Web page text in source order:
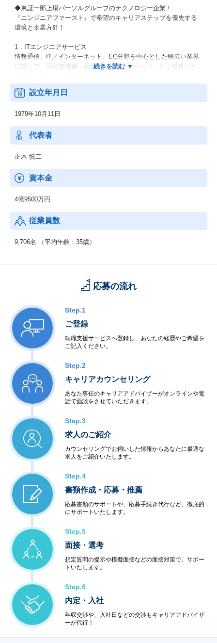
◆東証一部上場パーソルグループのテクノロジー企業！
『エンジニアファースト』で希望のキャリアステップを優先する
環境と企業方針！
1．ITエンジニアサービス
情報通信、IT／インターネット、EC分野を中心とした幅広い業界
に対して、高付加価値・高品質な「技術サービス」をご提供いた
2．機電エンジニアサービス
ーズに幅広くお応えします。
上流工程から下流工程までご提案いたします。
3．新技術領域 (RPA・セキュリティ等)
RPA、IoT、セキュリティ、MBD、ドローン等の新技術領域へのニ
【男女比】
【年齢構成】
：20代：33％、30代：41％、40代以上：26％
【勤続年数】
：残業平均15.8時間、有給取得率90.0%、育休・産休取得率10
0％、復職率89％※男性も育児休暇取得実績があります。
設立年月日
1979年10月11日
代表者
正木 慎二
資本金
4億9500万円
従業員数
9,706名 （平均年齢：35歳）
応募の流れ
Step.1
ご登録
転職支援サービスへ登録し、あなたの経歴やご希望を
ご記入ください。
Step.2
キャリアカウンセリング
あなた専任のキャリアアドバイザーがオンラインや電
話で面談をさせていただきます。
Step.3
求人のご紹介
カウンセリングでお伺いした情報からあなたに最適な
求人をご紹介いたします。
Step.4
書類作成・応募・推薦
応募書類のサポートや、応募手続き代行など、徹底的
にサポートいたします。
Step.5
面接・選考
想定質問の提示や模擬面接などの面接対策で、サポー
トいたします。
Step.6
内定・入社
年収交渉や、入社日などの交渉もキャリアアドバイザ
ーが代行！